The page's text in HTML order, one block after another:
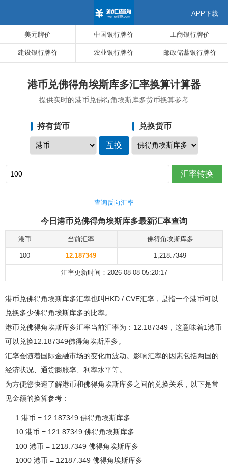
美元牌价 中国银行牌价 工商银行牌价
建设银行牌价 农业银行牌价 邮政储蓄银行牌价
APP下载
港币兑佛得角埃斯库多汇率换算计算器
提供实时的港币兑佛得角埃斯库多货币换算参考
持有货币 兑换货币
查询反向汇率
今日港币兑佛得角埃斯库多最新汇率查询
港币 当前汇率 佛得角埃斯库多
100 12.187349 1,218.7349
汇率更新时间：2026-08-08 05:20:17
港币兑佛得角埃斯库多汇率也叫HKD / CVE汇率，是指一个港币可以
兑换多少佛得角埃斯库多的比率。
港币兑佛得角埃斯库多汇率当前汇率为：12.187349，这意味着1港币
可以兑换12.187349佛得角埃斯库多。
汇率会随着国际金融市场的变化而波动。影响汇率的因素包括两国的
经济状况、通货膨胀率、利率水平等。
为方便您快速了解港币和佛得角埃斯库多之间的兑换关系，以下是常
见金额的换算参考：
1 港币 = 12.187349 佛得角埃斯库多
10 港币 = 121.87349 佛得角埃斯库多
100 港币 = 1218.7349 佛得角埃斯库多
1000 港币 = 12187.349 佛得角埃斯库多